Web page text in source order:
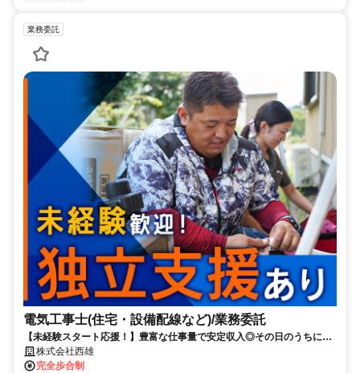
業務委託
電気工事士(住宅・設備配線など)/業務委託
【未経験スタート応援！】豊富な仕事量で安定収入◎その日のうちに現
金支給の日払いOK！長期休暇あり｜若手活躍中
株式会社西雄
完全歩合制